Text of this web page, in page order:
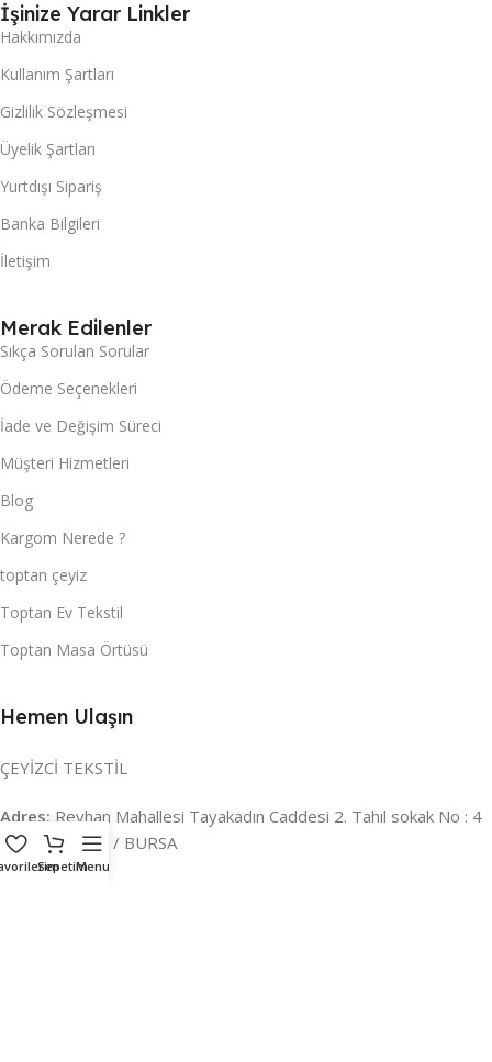
İşinize Yarar Linkler
Hakkımızda
Kullanım Şartları
Gizlilik Sözleşmesi
Üyelik Şartları
Yurtdışı Sipariş
Banka Bilgileri
İletişim
Merak Edilenler
Sıkça Sorulan Sorular
Ödeme Seçenekleri
İade ve Değişim Süreci
Müşteri Hizmetleri
Blog
Kargom Nerede ?
toptan çeyiz
Toptan Ev Tekstil
Toptan Masa Örtüsü
Hemen Ulaşın
ÇEYİZCİ TEKSTİL
Adres: Reyhan Mahallesi Tayakadın Caddesi 2. Tahıl sokak No : 4
/ a Osmangazi / BURSA
SepetimMenu